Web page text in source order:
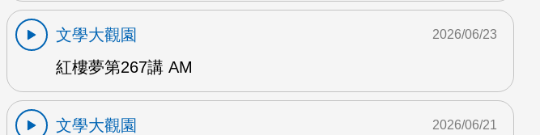
文學大觀園
紅樓夢第267講 AM
2026/06/23
文學大觀園
2026/06/21